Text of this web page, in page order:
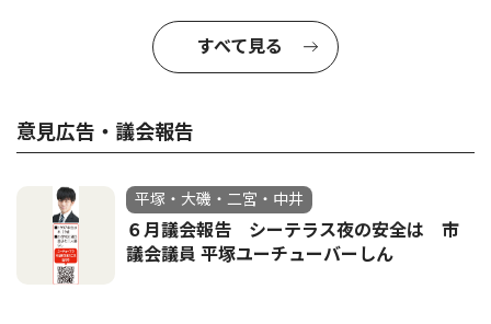
すべて見る
意見広告・議会報告
平塚・大磯・二宮・中井
６月議会報告 シーテラス夜の安全は 市
議会議員 平塚ユーチューバーしん